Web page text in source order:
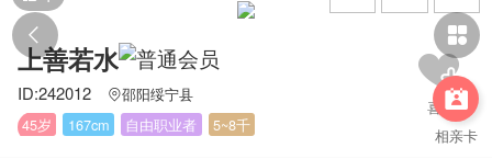
 

相亲卡
上善若水
ID:242012 邵阳绥宁县
45岁
167cm 自由职业者 5~8千